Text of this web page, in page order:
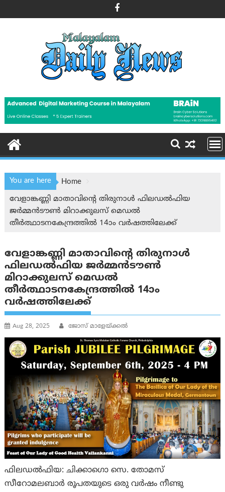
to
You are here
Home
വേളാങ്കണ്ണി മാതാവിന്‍റെ തിരുനാള്‍ ഫിലഡല്‍ഫിയ
ജര്‍മ്മന്‍ടൗണ്‍ മിറാക്കുലസ് മെഡല്‍
തീര്‍ത്ഥാടനകേന്ദ്രത്തില്‍ 14ാം വര്‍ഷത്തിലേക്ക്
വേളാങ്കണ്ണി മാതാവിന്‍റെ തിരുനാള്‍
ഫിലഡല്‍ഫിയ ജര്‍മ്മന്‍ടൗണ്‍
മിറാക്കുലസ് മെഡല്‍
തീര്‍ത്ഥാടനകേന്ദ്രത്തില്‍ 14ാം
വര്‍ഷത്തിലേക്ക്
Aug 28, 2025 ജോസ് മാളേയ്ക്കല്‍
ഫിലഡല്‍ഫിയ: ചിക്കാഗൊ സെ. തോമസ്
സീറോമലബാര്‍ രൂപതയുടെ ഒരു വര്‍ഷം നീണ്ടു